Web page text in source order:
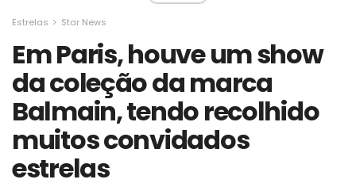
Estrelas Star News
Em Paris, houve um show
da coleção da marca
Balmain, tendo recolhido
muitos convidados
estrelas